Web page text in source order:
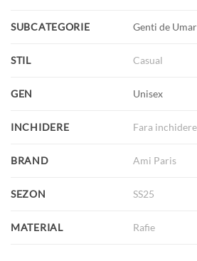
SUBCATEGORIE Genti de
STIL Casual
GEN Unisex
INCHIDERE Fara inchidere
BRAND Ami Paris
SEZON SS25
MATERIAL Rafie